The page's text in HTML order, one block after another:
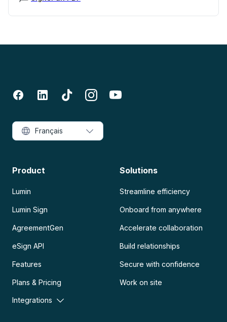
Product
Lumin
Lumin Sign
AgreementGen
eSign API
Features
Plans & Pricing
Integrations
Solutions
Streamline efficiency
Onboard from anywhere
Accelerate collaboration
Build relationships
Secure with confidence
Work on site
Français